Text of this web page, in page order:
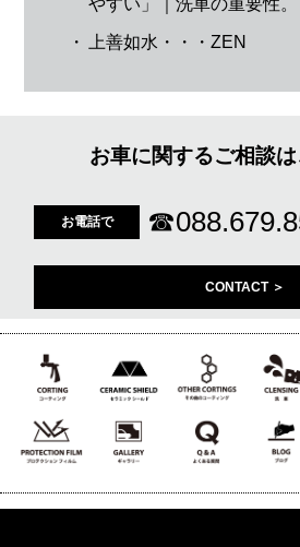
・ 上善如水・・・ZEN
お車に関するご相談
お電話で ☎
CONTACT ＞